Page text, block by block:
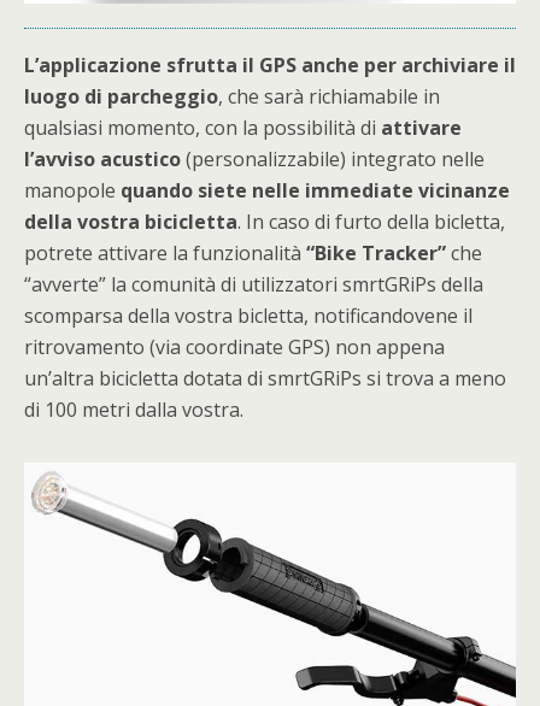
L’applicazione sfrutta il GPS anche per archiviare il
luogo di parcheggio, che sarà richiamabile in
qualsiasi momento, con la possibilità di attivare
l’avviso acustico(personalizzabile) integrato nelle
manopole quando siete nelle immediate vicinanze
della vostra bicicletta. In caso di furto della bicletta,
potrete attivare la funzionalità “Bike Tracker”che
“avverte” la comunità di utilizzatori smrtGRiPs della
scomparsa della vostra bicletta, notificandovene il
ritrovamento (via coordinate GPS) non appena
un’altra bicicletta dotata di smrtGRiPs si trova a meno
di 100 metri dalla vostra.